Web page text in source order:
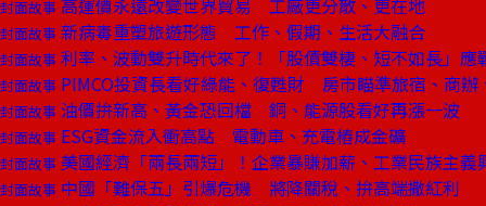
封面故事 高運價永遠改變世界貿易 工廠更分散、更在地
封面故事 新病毒重塑旅遊形態 工作、假期、生活大融合
封面故事 利率、波動雙升時代來了！「股債雙棲、短不如長」應
封面故事 PIMCO投資長看好綠能、復甦財 房市瞄準旅宿、商辦
封面故事 油價拚新高、黃金恐回檔 銅、能源股看好再漲一波
封面故事 ESG資金流入衝高點 電動車、充電樁成金礦
封面故事 美國經濟「兩長兩短」！企業暴賺加薪、工業民族主義
封面故事 中國「難保五」引爆危機 將降關稅、拚高端撒紅利